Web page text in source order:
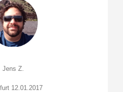
Jens Z.
12.01.2017